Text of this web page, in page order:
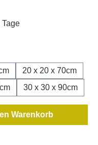
Tage
20 x 20 x 70cm
30 x 30 x 90cm
gewünschten
Warenkorb